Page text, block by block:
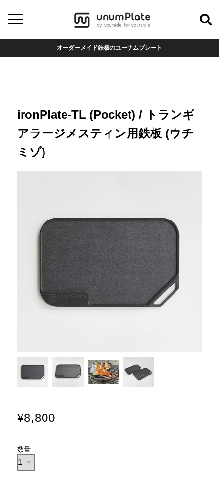
オーダーメイド鉄板のユーナムプレート
ironPlate-TL (Pocket) / トランギ
アラージメスティン用鉄板 (ウチ
ミゾ)
¥8,800
数量